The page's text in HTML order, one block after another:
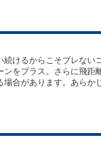
けるからこそブレな
をプラス。さらに飛
合があります。あらか